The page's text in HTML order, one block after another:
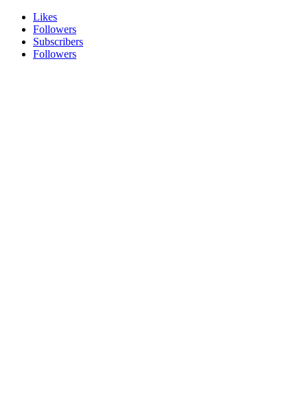
Likes
Followers
Subscribers
Followers